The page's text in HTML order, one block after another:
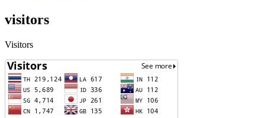
visitors
Visitors